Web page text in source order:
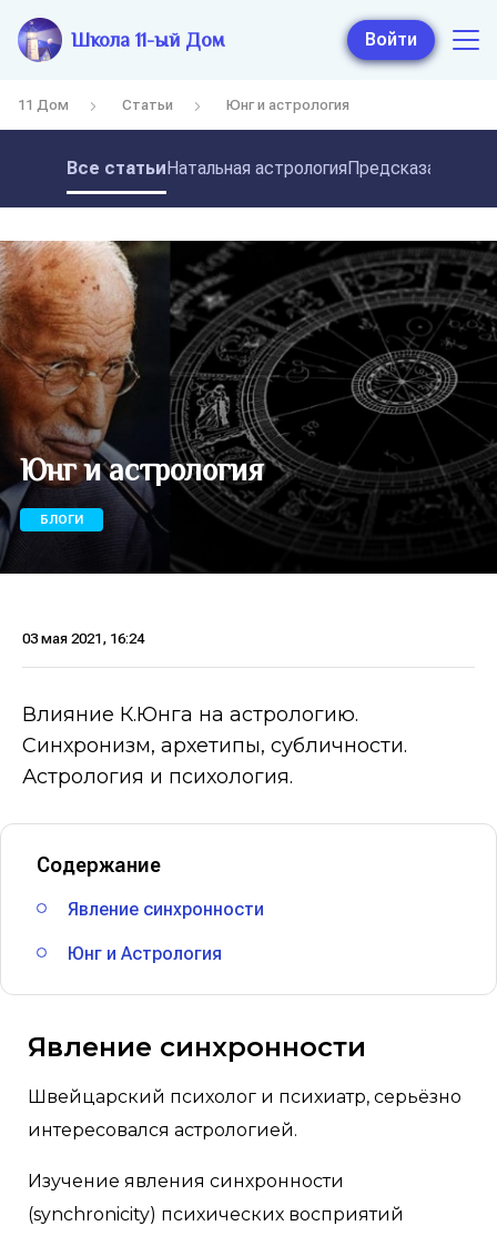
Школа 11-ый Дом Войти
11 Дом Статьи Юнг и астрология
Все статьиНатальная астрология
Юнг и астрология
БЛОГИ
03 мая 2021, 16:24
Влияние К.Юнга на астрологию.
Синхронизм, архетипы, субличности.
Астрология и психология.
Содержание
Явление синхронности
Юнг и Астрология
Явление синхронности
Швейцарский психолог и психиатр, серьёзно
интересовался астрологией.
Изучение явления синхронности
(synchronicity) психических восприятий